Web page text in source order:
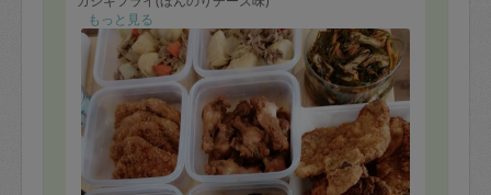
トンカツ
米ナスの田楽
茄子揚げ浸し
もやしの中華サラダ
キャベツときゅうりの浅漬
ネギとエノキの中華スープ
お味噌の具2種5個(キャベツメインと小松菜メイン)
小松菜とネギの下拵え
を作って頂きました！
もっと見る